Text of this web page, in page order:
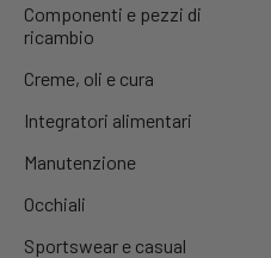
Componenti e pezzi di
ricambio
Creme, oli e cura
Integratori alimentari
Manutenzione
Occhiali
Sportswear e casual